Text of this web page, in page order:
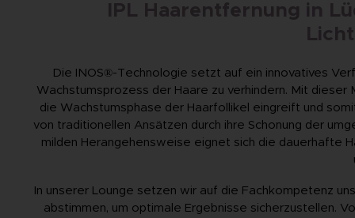
IPL Haarentfernung in
Die INOS®-Technologie setzt auf ein innovatives
Wachstumsprozess der Haare zu verhindern. Mit
die Wachstumsphase der Haarfollikel eingreift und
von traditionellen Ansätzen durch ihre Schonung der
milden Herangehensweise eignet sich die dauerhafte
In unserer Lounge setzen wir auf die Fachkompetenz
abstimmen, um optimale Ergebnisse sicherzustellen.